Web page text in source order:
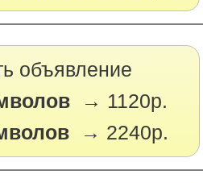
объявление
→ 1120р.
→ 2240р.